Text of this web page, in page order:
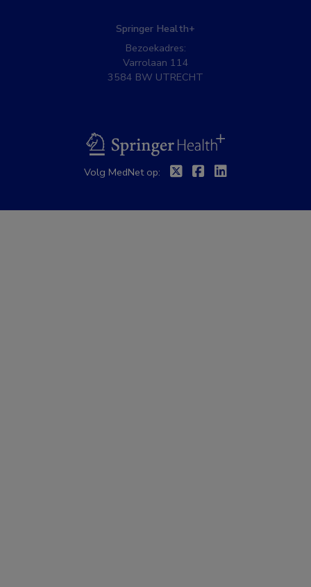
Springer Health+
Bezoekadres:
Varrolaan 114
3584 BW UTRECHT
BSL
Volg MedNet op: TwitterFacebook
Linkedin